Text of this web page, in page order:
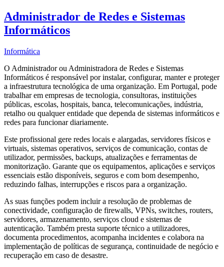
Administrador de Redes e Sistemas
Informáticos
Informática
O Administrador ou Administradora de Redes e Sistemas
Informáticos é responsável por instalar, configurar, manter e proteger
a infraestrutura tecnológica de uma organização. Em Portugal, pode
trabalhar em empresas de tecnologia, consultoras, instituições
públicas, escolas, hospitais, banca, telecomunicações, indústria,
retalho ou qualquer entidade que dependa de sistemas informáticos e
redes para funcionar diariamente.
Este profissional gere redes locais e alargadas, servidores físicos e
virtuais, sistemas operativos, serviços de comunicação, contas de
utilizador, permissões, backups, atualizações e ferramentas de
monitorização. Garante que os equipamentos, aplicações e serviços
essenciais estão disponíveis, seguros e com bom desempenho,
reduzindo falhas, interrupções e riscos para a organização.
As suas funções podem incluir a resolução de problemas de
conectividade, configuração de firewalls, VPNs, switches, routers,
servidores, armazenamento, serviços cloud e sistemas de
autenticação. Também presta suporte técnico a utilizadores,
documenta procedimentos, acompanha incidentes e colabora na
implementação de políticas de segurança, continuidade de negócio e
recuperação em caso de desastre.